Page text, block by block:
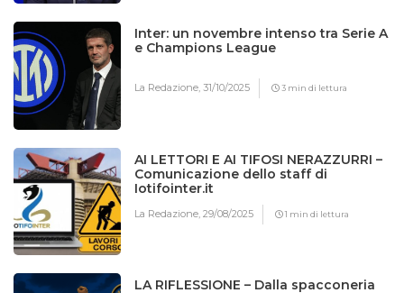
Inter: un novembre intenso tra Serie A
e Champions League
La Redazione,31/10/2025 3 min di lettura
AI LETTORI E AI TIFOSI NERAZZURRI –
Comunicazione dello staff di
Iotifointer.it
La Redazione,29/08/2025 1 min di lettura
LA RIFLESSIONE – Dalla spacconeria